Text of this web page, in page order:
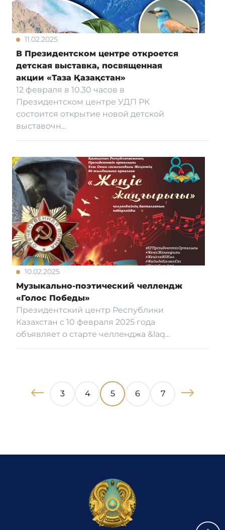
11.02.2025
В Президентском центре откроется
детская выставка, посвященная
акции «Таза Қазақстан»
12 февраля в 10.30 часов в
Президентском центре УДП РК
состоится открытие новой детской
выставочн...
10.02.2025
Музыкально-поэтический челлендж
«Голос Победы»
Президентский центр Республики
Казахстан c 10 февраля 2025 года
объявляет о старте челленджа &laq...
3 4 5 6 7